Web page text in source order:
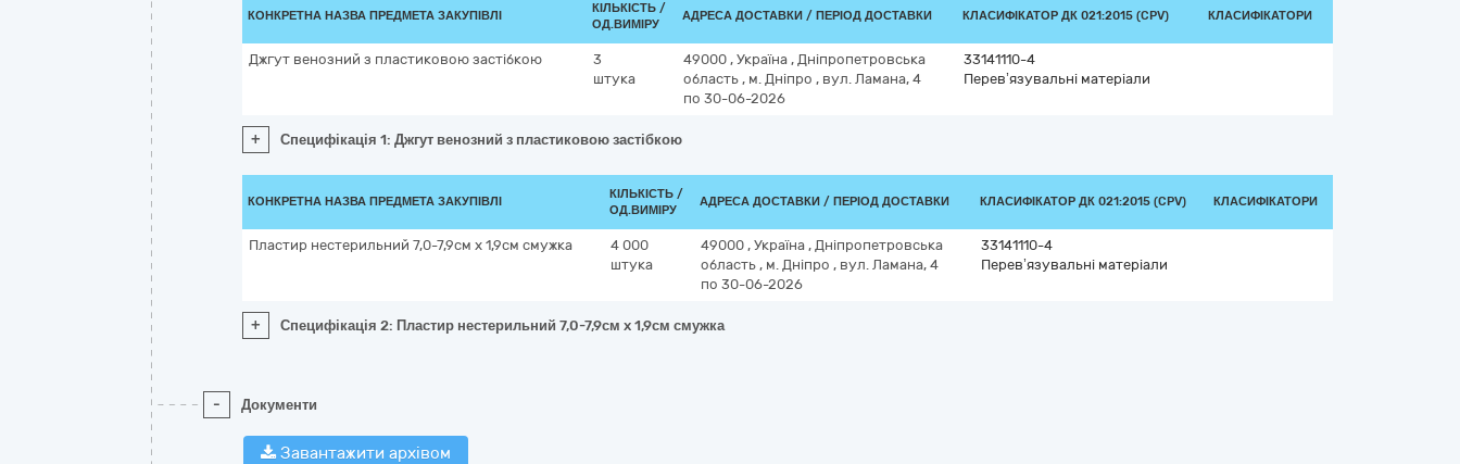
КОНКРЕТНА НАЗВА ПРЕДМЕТА ЗАКУПІВЛІ
КІЛЬКІСТЬ /
ОД.ВИМІРУ
АДРЕСА ДОСТАВКИ / ПЕРІОД ДОСТАВКИ КЛАСИФІКАТОР ДК 021:2015 (CPV) КЛАСИФІКАТОРИ
Джгут венозний з пластиковою застібкою
3
штука
49000 , Україна , Дніпропетровська
область , м. Дніпро , вул. Ламана, 4
по 30-06-2026
33141110-4
Перев’язувальні матеріали
+ Специфікація 1: Джгут венозний з пластиковою застібкою
КОНКРЕТНА НАЗВА ПРЕДМЕТА ЗАКУПІВЛІ
КІЛЬКІСТЬ /
ОД.ВИМІРУ
АДРЕСА ДОСТАВКИ / ПЕРІОД ДОСТАВКИ КЛАСИФІКАТОР ДК 021:2015 (CPV) КЛАСИФІКАТОРИ
Пластир нестерильний 7,0-7,9см x 1,9см смужка
4 000
штука
49000 , Україна , Дніпропетровська
область , м. Дніпро , вул. Ламана, 4
по 30-06-2026
33141110-4
Перев’язувальні матеріали
+ Специфікація 2: Пластир нестерильний 7,0-7,9см x 1,9см смужка
- Документи
Завантажити архівом